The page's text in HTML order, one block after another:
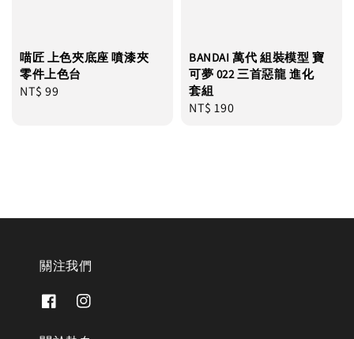
喵匠 上色夾底座 噴漆夾
零件上色台
Regular
NT$ 99
BANDAI 萬代 組裝模型 寶
可夢 022 三首惡龍 進化
套組
Regular
NT$ 190
關注我們